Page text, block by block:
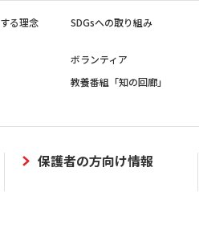
る理念 SDGsへの取り組み
ボランティア
教養番組「知の回廊」
保護者の方向け情報